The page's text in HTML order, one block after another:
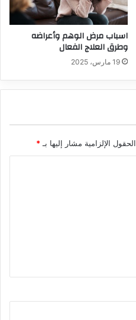
اسباب مرض الوهم وأعراضه
وطرق العلاج الفعال
19 مارس، 2025
الحقول الإلزامية مشار إليها بـ *